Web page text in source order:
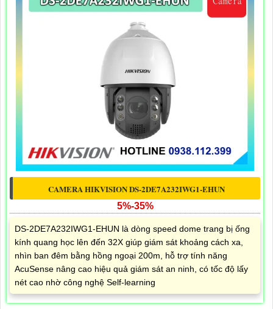
CAMERA HIKVISION DS-2DE7A232IWG1-EHUN
5%-35%
DS-2DE7A232IWG1-EHUN là dòng speed dome trang bị ống
kính quang học lên đến 32X giúp giám sát khoảng cách xa,
nhìn ban đêm bằng hồng ngoại 200m, hỗ trợ tính năng
AcuSense nâng cao hiệu quả giám sát an ninh, có tốc độ lấy
nét cao nhờ công nghệ Self-learning